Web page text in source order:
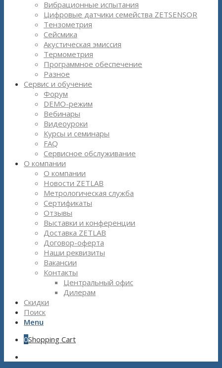
Вибрационные испытания
Цифровые датчики семейства ZETSENSOR
Тензометрия
Сейсмика
Акустическая эмиссия
Термометрия
Программное обеспечение
Разное
Сервис и обучение
Форум
DEMO-режим
Вебинары
Видеоуроки
Курсы и семинары
FAQ
Сервисное обслуживание
О компании
О компании
Новости ZETLAB
Метрологическая служба
Сертификаты
Отзывы
Выставки и конференции
Доставка ZETLAB
Договор-оферта
Наши реквизиты
Вакансии
Контакты
Центральный офис
Дилерам
Скидки
Поиск
Menu
0Shopping Cart